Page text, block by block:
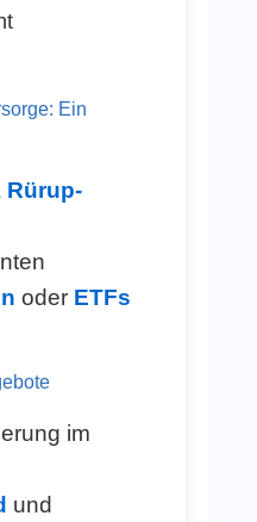
Ein
Rürup-
oder ETFs
im
und